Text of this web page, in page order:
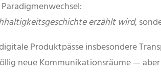
erzählt wird,
Produktpässe insbesondere
neue Kommunikationsräume —